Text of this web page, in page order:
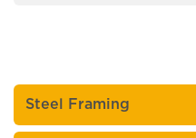
Steel Framing